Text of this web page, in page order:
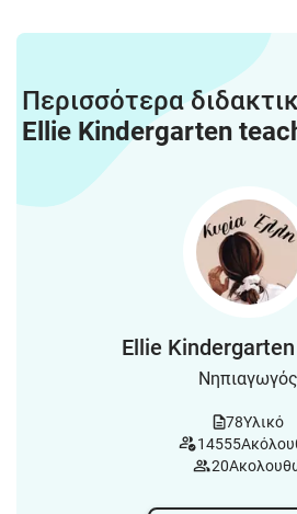
Περισσότερα
Ellie Kindergarten
Ellie
Νηπιαγωγός
78Υλικό
14555
20